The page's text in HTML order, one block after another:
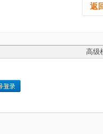
返
高级